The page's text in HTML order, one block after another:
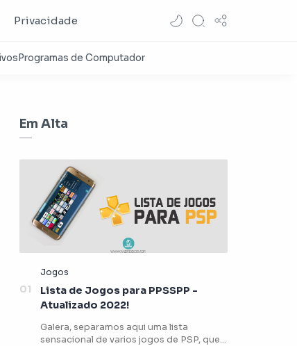
Privacidade
Em Alta
Lista de Jogos para PPSSPP -
Atualizado 2022!
Galera, separamos aqui uma lista
sensacional de varios jogos de PSP, que